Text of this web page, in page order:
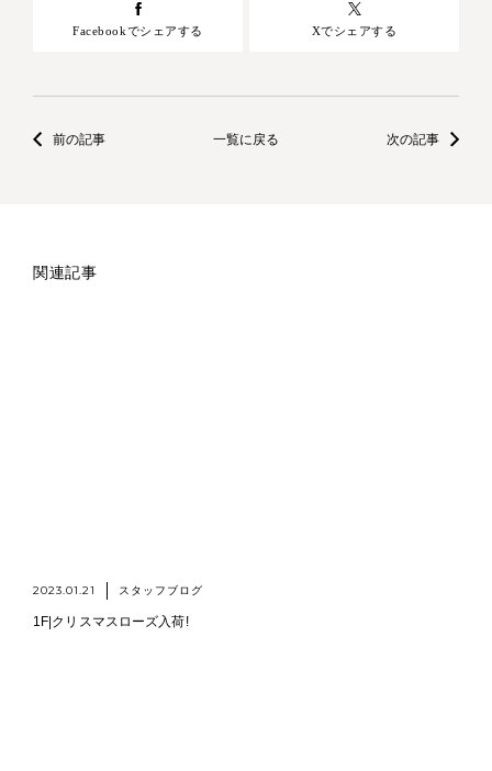
Facebookでシェアする Xでシェアする
前の記事 一覧に戻る 次の記事
関連記事
2023.01.21 スタッフブログ
1F|クリスマスローズ入荷!